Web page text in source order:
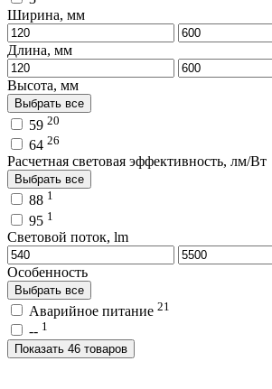
Ширина, мм
Длина, мм
Высота, мм
Выбрать все
59 20
64 26
Расчетная световая эффективность, лм/Вт
Выбрать все
88 1
95 1
Световой поток, lm
Особенность
Выбрать все
Аварийное питание 21
-- 1
Показать 46 товаров